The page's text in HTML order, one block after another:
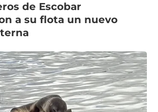
de Escobar
a su flota un nuevo